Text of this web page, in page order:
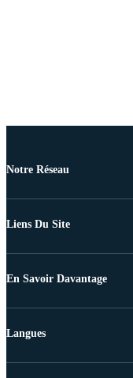
Notre Réseau
Liens Du Site
En Savoir Davantage
Langues